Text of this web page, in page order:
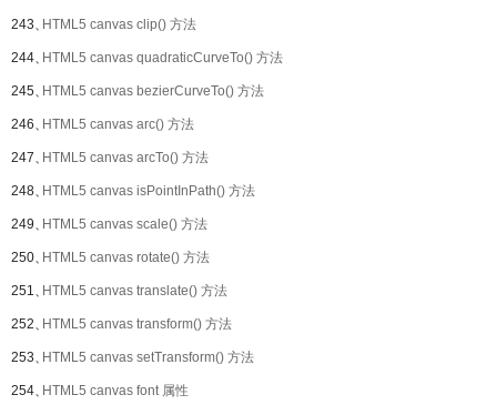
243、HTML5 canvas clip() 方法
244、HTML5 canvas quadraticCurveTo() 方法
245、HTML5 canvas bezierCurveTo() 方法
246、HTML5 canvas arc() 方法
247、HTML5 canvas arcTo() 方法
248、HTML5 canvas isPointInPath() 方法
249、HTML5 canvas scale() 方法
250、HTML5 canvas rotate() 方法
251、HTML5 canvas translate() 方法
252、HTML5 canvas transform() 方法
253、HTML5 canvas setTransform() 方法
254、HTML5 canvas font 属性